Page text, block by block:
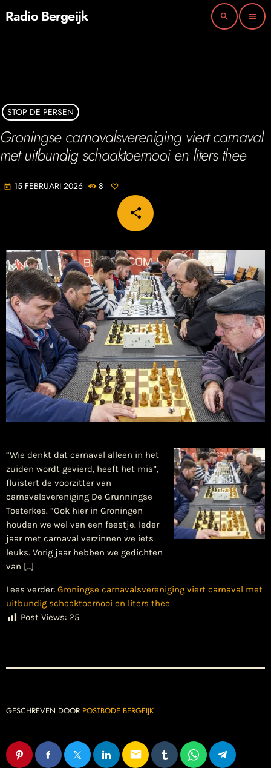
Radio Bergeijk search menu
STOP DE PERSEN
Groningse carnavalsvereniging viert carnaval
met uitbundig schaaktoernooi en liters thee
today 15 FEBRUARI 2026 8
share
email
“Wie denkt dat carnaval alleen in het
zuiden wordt gevierd, heeft het mis”,
fluistert de voorzitter van
carnavalsvereniging De Grunningse
Toeterkes. “Ook hier in Groningen
houden we wel van een feestje. Ieder
jaar met carnaval verzinnen we iets
leuks. Vorig jaar hebben we gedichten
van […]
Lees verder: Groningse carnavalsvereniging viert carnaval met
uitbundig schaaktoernooi en liters thee
Post Views: 25
GESCHREVEN DOOR POSTBODE BERGEIJK
email